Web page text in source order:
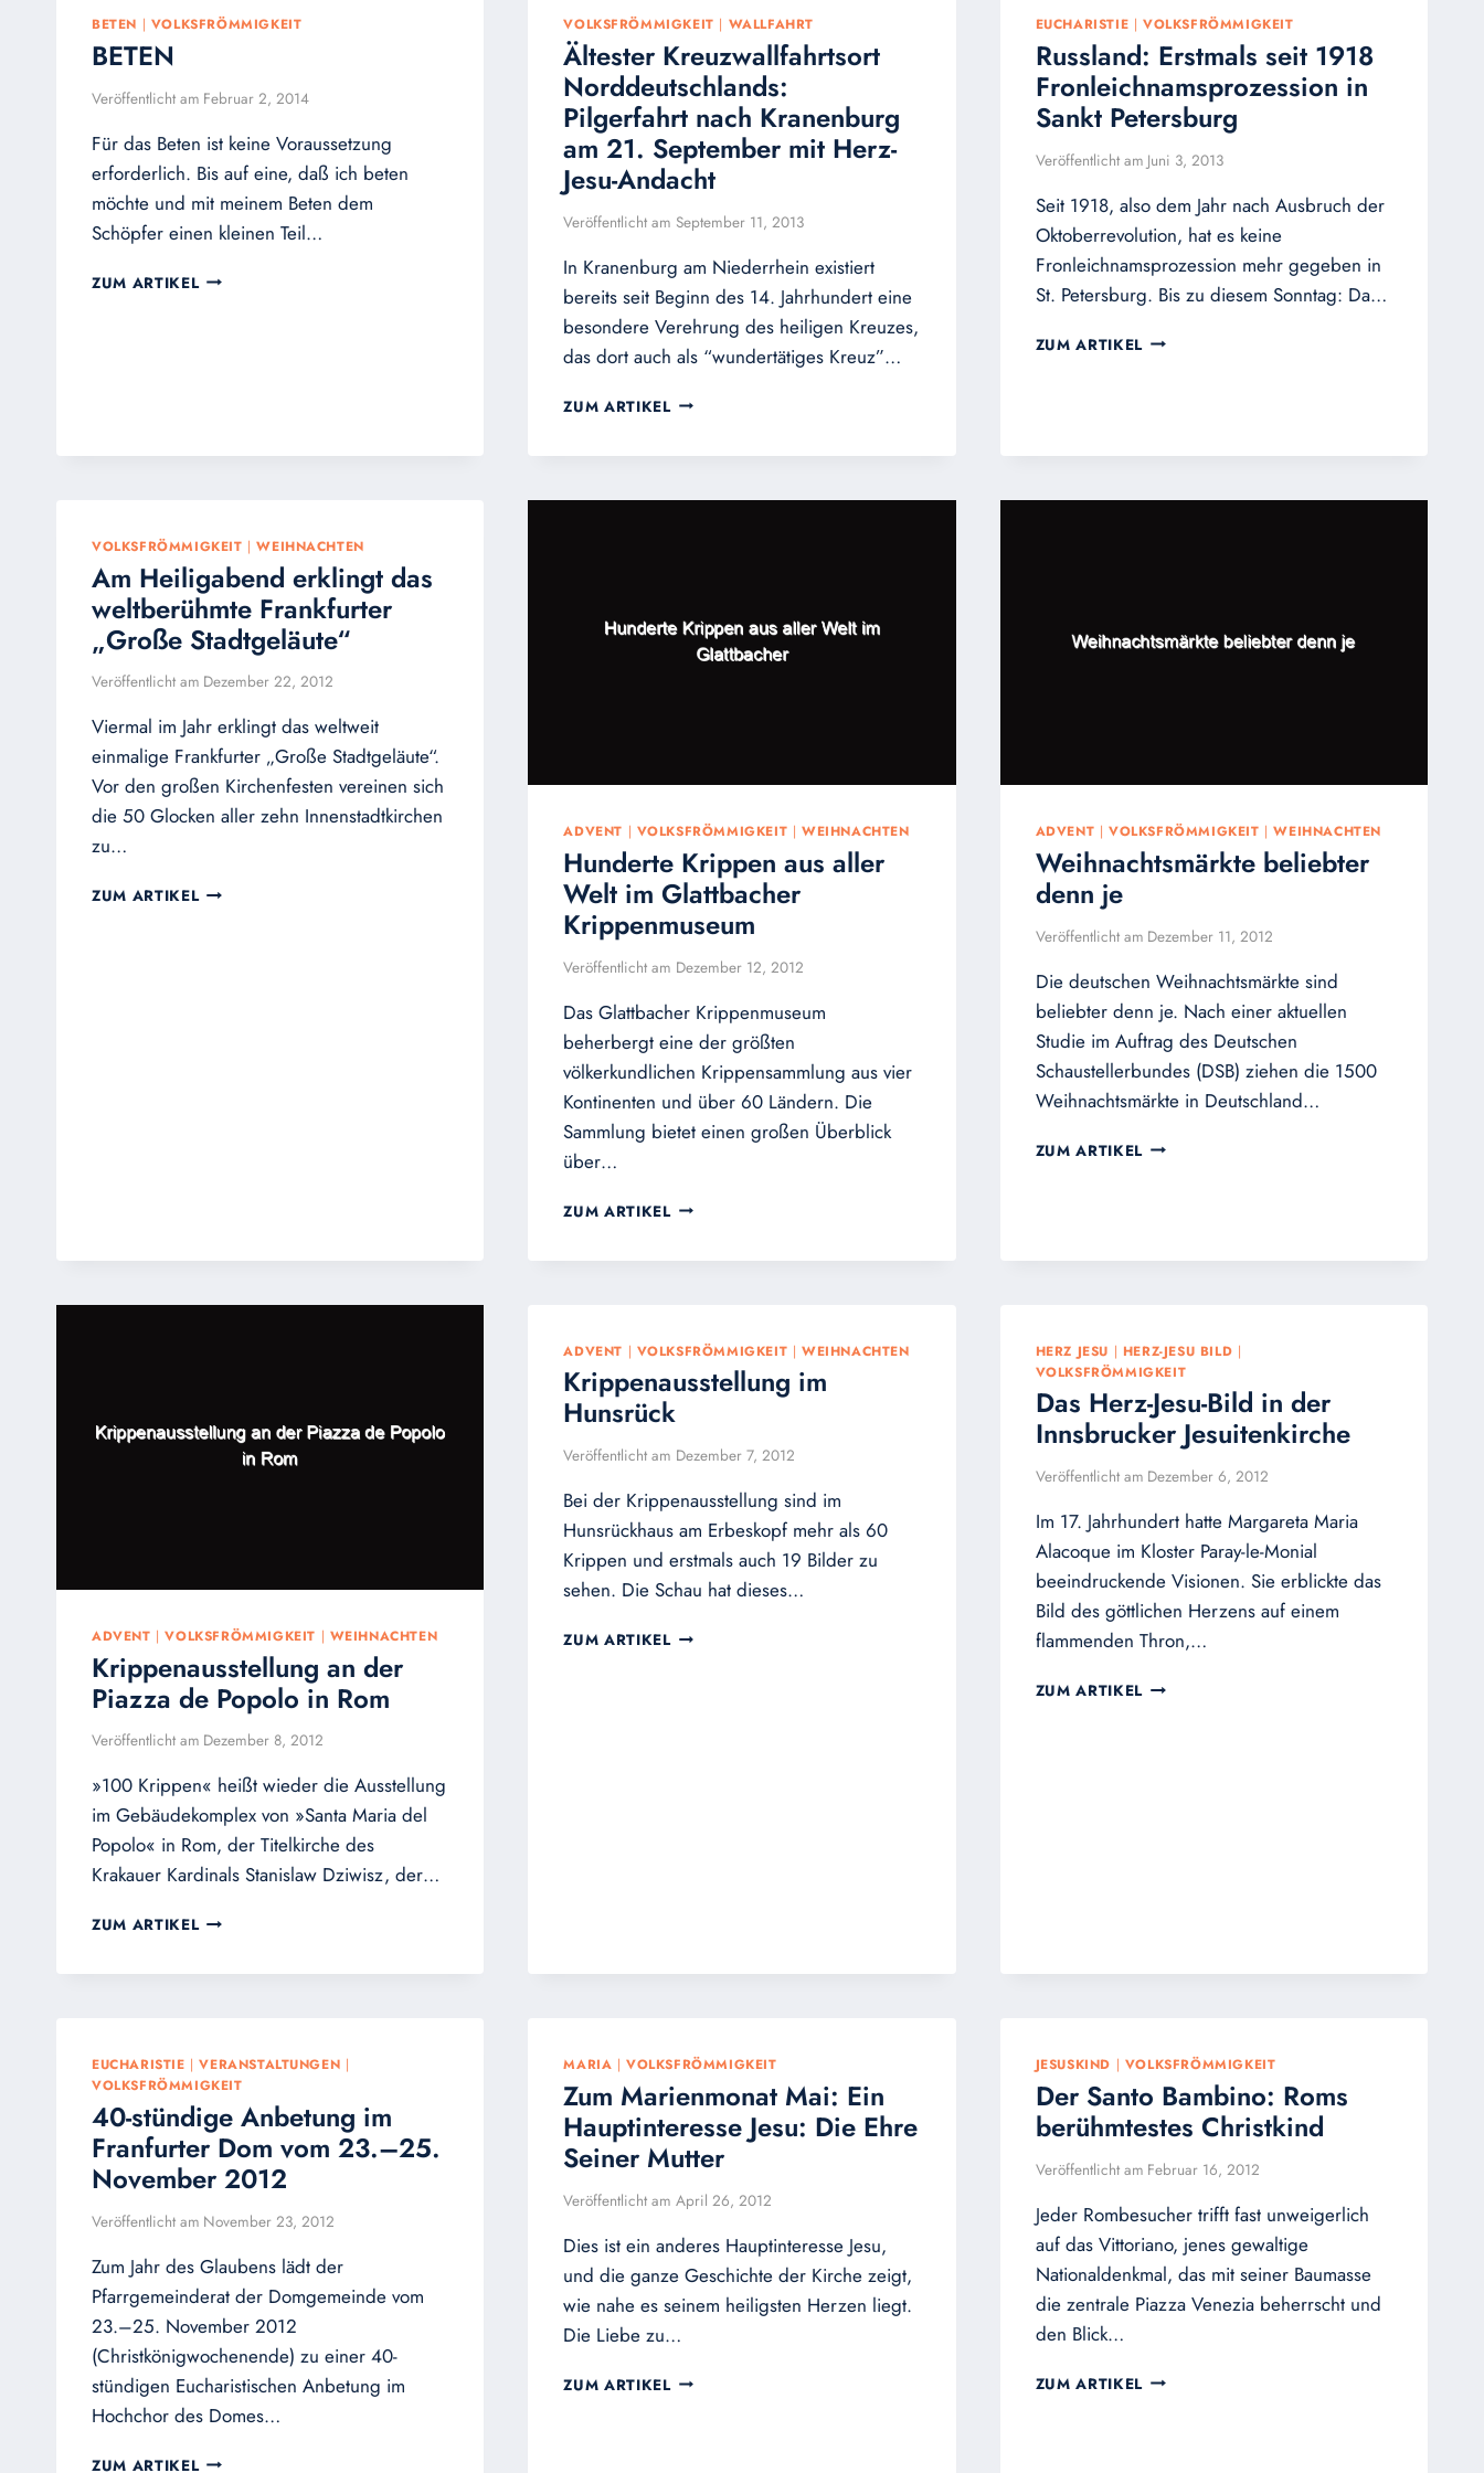
BETEN | VOLKSFRÖMMIGKEIT
BETEN
Veröffentlicht am Februar 2, 2014
Für das Beten ist keine Voraussetzung
erforderlich. Bis auf eine, daß ich beten
möchte und mit meinem Beten dem
Schöpfer einen kleinen Teil…
ZUM ARTIKEL BETEN
VOLKSFRÖMMIGKEIT | WALLFAHRT
Ältester Kreuzwallfahrtsort
Norddeutschlands:
Pilgerfahrt nach Kranenburg
am 21. September mit Herz-
Jesu-Andacht
Veröffentlicht am September 11, 2013
In Kranenburg am Niederrhein existiert
bereits seit Beginn des 14. Jahrhundert eine
besondere Verehrung des heiligen Kreuzes,
das dort auch als “wundertätiges Kreuz”…
ZUM ARTIKEL ÄLTESTER
HERZ-
JESU-
EUCHARISTIE | VOLKSFRÖMMIGKEIT
Russland: Erstmals seit 1918
Fronleichnamsprozession in
Sankt Petersburg
Veröffentlicht am Juni 3, 2013
Seit 1918, also dem Jahr nach Ausbruch der
Oktoberrevolution, hat es keine
Fronleichnamsprozession mehr gegeben in
St. Petersburg. Bis zu diesem Sonntag: Da…
ZUM ARTIKEL RUSSLAND:
IN
PETERSBURG
VOLKSFRÖMMIGKEIT |WEIHNACHTEN
Am Heiligabend erklingt das
weltberühmte Frankfurter
„Große Stadtgeläute“
Veröffentlicht am Dezember 22, 2012
Viermal im Jahr erklingt das weltweit
einmalige Frankfurter „Große Stadtgeläute“.
Vor den großen Kirchenfesten vereinen sich
die 50 Glocken aller zehn Innenstadtkirchen
zu…
ZUM ARTIKEL AM
ADVENT | VOLKSFRÖMMIGKEIT |WEIHNACHTEN
Hunderte Krippen aus aller
Welt im Glattbacher
Krippenmuseum
Veröffentlicht am Dezember 12, 2012
Das Glattbacher Krippenmuseum
beherbergt eine der größten
völkerkundlichen Krippensammlung aus vier
Kontinenten und über 60 Ländern. Die
Sammlung bietet einen großen Überblick
über…
ZUM ARTIKEL HUNDERTE
GLATTBACHER
KRIPPENMUSEUM
ADVENT |VOLKSFRÖMMIGKEIT |WEIHNACHTEN
Weihnachtsmärkte beliebter
denn je
Veröffentlicht am Dezember 11, 2012
Die deutschen Weihnachtsmärkte sind
beliebter denn je. Nach einer aktuellen
Studie im Auftrag des Deutschen
Schaustellerbundes (DSB) ziehen die 1500
Weihnachtsmärkte in Deutschland…
ZUM ARTIKEL WEIHNACHTSMÄRKTE
ADVENT |VOLKSFRÖMMIGKEIT | WEIHNACHTEN
Krippenausstellung an der
Piazza de Popolo in Rom
Veröffentlicht am Dezember 8, 2012
»100 Krippen« heißt wieder die Ausstellung
im Gebäudekomplex von »Santa Maria del
Popolo« in Rom, der Titelkirche des
Krakauer Kardinals Stanislaw Dziwisz, der…
ZUM ARTIKEL KRIPPENAUSSTELLUNG
IN
ROM
ADVENT | VOLKSFRÖMMIGKEIT |WEIHNACHTEN
Krippenausstellung im
Hunsrück
Veröffentlicht am Dezember 7, 2012
Bei der Krippenausstellung sind im
Hunsrückhaus am Erbeskopf mehr als 60
Krippen und erstmals auch 19 Bilder zu
sehen. Die Schau hat dieses…
ZUM ARTIKEL KRIPPENAUSSTELLUNG
HERZ JESU | HERZ-JESU BILD |
VOLKSFRÖMMIGKEIT
Das Herz-Jesu-Bild in der
Innsbrucker Jesuitenkirche
Veröffentlicht am Dezember 6, 2012
Im 17. Jahrhundert hatte Margareta Maria
Alacoque im Kloster Paray-le-Monial
beeindruckende Visionen. Sie erblickte das
Bild des göttlichen Herzens auf einem
flammenden Thron,…
ZUM ARTIKEL DAS
EUCHARISTIE |VERANSTALTUNGEN |
VOLKSFRÖMMIGKEIT
40-stündige Anbetung im
Franfurter Dom vom 23.–25.
November 2012
Veröffentlicht am November 23, 2012
Zum Jahr des Glaubens lädt der
Pfarrgemeinderat der Domgemeinde vom
23.–25. November 2012
(Christkönigwochenende) zu einer 40-
stündigen Eucharistischen Anbetung im
Hochchor des Domes…
ZUM ARTIKEL 40-
MARIA |VOLKSFRÖMMIGKEIT
Zum Marienmonat Mai: Ein
Hauptinteresse Jesu: Die Ehre
Seiner Mutter
Veröffentlicht am April 26, 2012
Dies ist ein anderes Hauptinteresse Jesu,
und die ganze Geschichte der Kirche zeigt,
wie nahe es seinem heiligsten Herzen liegt.
Die Liebe zu…
ZUM ARTIKEL ZUM
JESUSKIND | VOLKSFRÖMMIGKEIT
Der Santo Bambino: Roms
berühmtestes Christkind
Veröffentlicht am Februar 16, 2012
Jeder Rombesucher trifft fast unweigerlich
auf das Vittoriano, jenes gewaltige
Nationaldenkmal, das mit seiner Baumasse
die zentrale Piazza Venezia beherrscht und
den Blick…
ZUM ARTIKEL DER